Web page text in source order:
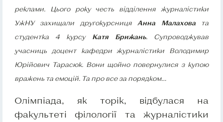
реклами. Цього року честь відділення журналістики
УжНУ захищали другокурсниця Анна Малаховата
студентка 4 курсу Катя Брижань. Супроводжував
учасниць доцент кафедри журналістики Володимир
Юрійович Тарасюк. Вони щойно повернулися з купою
вражень та емоцій. Та про все за порядком…
Олімпіада, як торік, відбулася на
факультеті філології та журналістики